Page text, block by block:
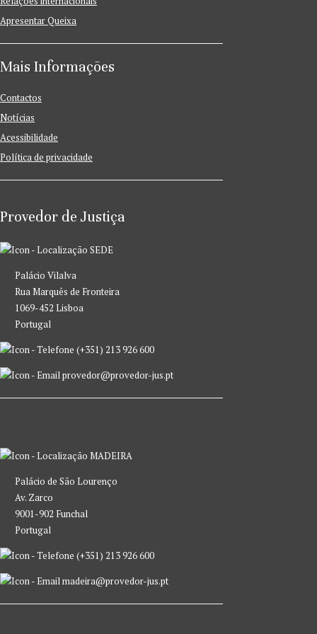
Apresentar Queixa
Mais Informações
Contactos
Notícias
Acessibilidade
Política de privacidade
Provedor de Justiça
SEDE
Palácio Vilalva
Rua Marquês de Fronteira
1069-452 Lisboa
Portugal
(+351) 213 926 600
provedor@provedor-jus.pt
MADEIRA
Palácio de São Lourenço
Av. Zarco
9001-902 Funchal
Portugal
(+351) 213 926 600
madeira@provedor-jus.pt